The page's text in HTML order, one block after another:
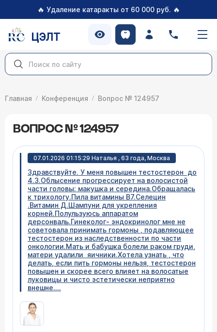
🔥 Удаление катаракты от 60 000 руб. 🔥
ЦЭЛТ
Главная Конференция Вопрос № 124957
ВОПРОС № 124957
07.01.2026 01:15:29 Наталья , 63 года, Москва
Здравствуйте. У меня повышен тестостерон до
4.3.Облысение прогрессирует на волосистой
части головы: макушка и середина.Обращалась
к трихологу.Пила витамины В7.Селецин
.Витамин Д.Шампуни для укрепления
корней.Полульзуюсь аппаратом
дерсонваль.Гинеколог- эндокринолог мне не
советовала принимать гормоны , подавляющее
тестостерон из наследственности по части
онкологии.Мать и бабушка болели раком груди,
матери удалили яичники.Хотела узнать , что
делать, если пить гормоны нельзя, тестостерон
повышен и скорее всего влияет на волосатые
луковицы и чисто эстетически неприятно
внешне....